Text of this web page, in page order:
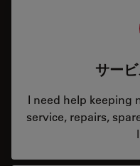
サー
I need help keeping
service, repairs,